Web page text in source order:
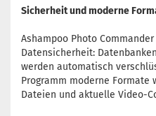
Sicherheit und moderne
Ashampoo Photo
Datensicherheit:
werden automatisch
Programm moderne Formate
Dateien und aktuelle Video-